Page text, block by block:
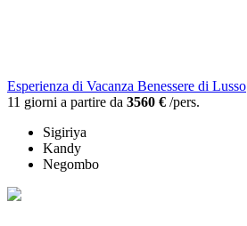
Esperienza di Vacanza Benessere di Lusso
11 giorni a partire da 3560 € /pers.
Sigiriya
Kandy
Negombo